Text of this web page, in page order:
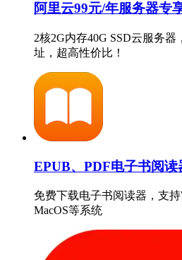
阿里云99元/年服务器专
2核2G内存40G SSD云服务
址，超高性价比！
EPUB、PDF电子书阅读
免费下载电子书阅读器，支持
MacOS等系统